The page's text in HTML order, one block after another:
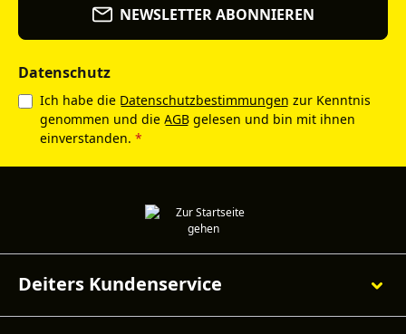
NEWSLETTER ABONNIEREN
Datenschutz
Ich habe die Datenschutzbestimmungen zur Kenntnis
genommen und die AGB gelesen und bin mit ihnen
einverstanden. *
Deiters Kundenservice